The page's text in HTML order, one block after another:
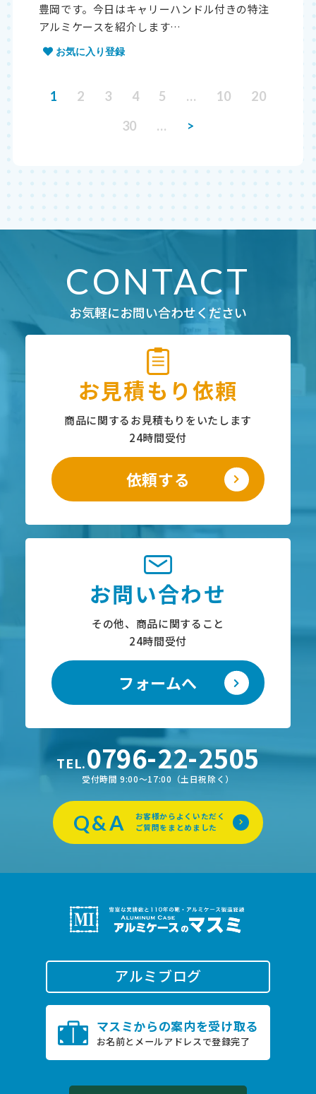
TEL. 0796-22-2505
受付時間 9:00〜17:00（土日祝除く）
24時間受付
こちら
豊岡です。今日はキャリーハンドル付きの特注
アルミケースを紹介します…
お気に入り登録
1 2 3 4 5 … 10
20
30
… >
CONTACT
お気軽にお問い合わせください
お見積もり依頼
商品に関するお見積もりをいたします
24時間受付
依頼する
お問い合わせ
その他、商品に関すること
24時間受付
フォームへ
TEL.0796-22-2505
受付時間 9:00〜17:00（土日祝除く）
Q&A
お客様からよくいただく
ご質問をまとめました
アルミブログ
マスミからの案内を受け取る
お名前とメールアドレスで登録完了